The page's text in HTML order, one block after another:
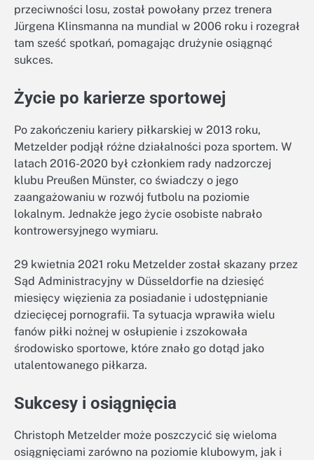
przeciwności losu, został powołany przez trenera
Jürgena Klinsmanna na mundial w 2006 roku i rozegrał
tam sześć spotkań, pomagając drużynie osiągnąć
sukces.
Życie po karierze sportowej
Po zakończeniu kariery piłkarskiej w 2013 roku,
Metzelder podjął różne działalności poza sportem. W
latach 2016-2020 był członkiem rady nadzorczej
klubu Preußen Münster, co świadczy o jego
zaangażowaniu w rozwój futbolu na poziomie
lokalnym. Jednakże jego życie osobiste nabrało
kontrowersyjnego wymiaru.
29 kwietnia 2021 roku Metzelder został skazany przez
Sąd Administracyjny w Düsseldorfie na dziesięć
miesięcy więzienia za posiadanie i udostępnianie
dziecięcej pornografii. Ta sytuacja wprawiła wielu
fanów piłki nożnej w osłupienie i zszokowała
środowisko sportowe, które znało go dotąd jako
utalentowanego piłkarza.
Sukcesy i osiągnięcia
Christoph Metzelder może poszczycić się wieloma
osiągnięciami zarówno na poziomie klubowym, jak i